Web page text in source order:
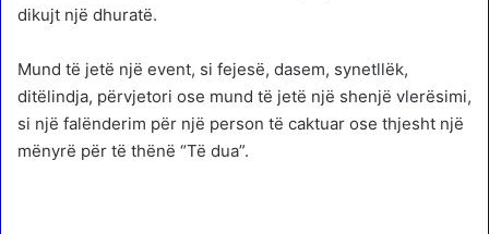
dikujt një dhuratë.
Mund të jetë një event, si fejesë, dasem, synetllëk,
ditëlindja, përvjetori ose mund të jetë një shenjë vlerësimi,
si një falënderim për një person të caktuar ose thjesht një
mënyrë për të thënë “Të dua”.